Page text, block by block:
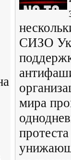
СИЗО
мира